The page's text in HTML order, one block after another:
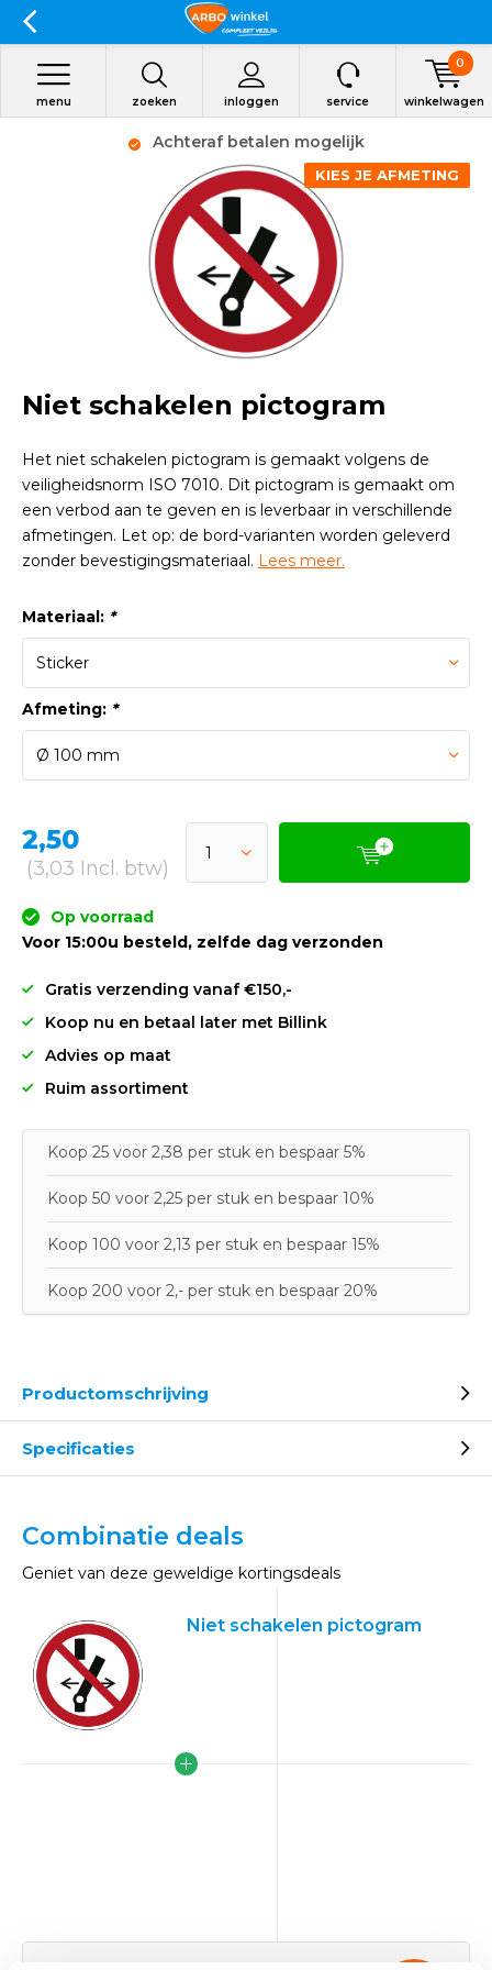
zoeken inloggen
menu service winkelwagen
0
Achteraf betalen mogelijk
KIES JE AFMETING
Niet schakelen pictogram
Het niet schakelen pictogram is gemaakt volgens de
veiligheidsnorm ISO 7010. Dit pictogram is gemaakt om
een verbod aan te geven en is leverbaar in verschillende
afmetingen. Let op: de bord-varianten worden geleverd
zonder bevestigingsmateriaal. Lees meer.
Materiaal: *
Afmeting: *
2,50
(3,03 Incl. btw)
Op voorraad
Voor 15:00u besteld, zelfde dag verzonden
Gratis verzending vanaf €150,-
Koop nu en betaal later met Billink
Advies op maat
Ruim assortiment
Koop 25 voor 2,38 per stuk en bespaar 5%
Koop 50 voor 2,25 per stuk en bespaar 10%
Koop 100 voor 2,13 per stuk en bespaar 15%
Koop 200 voor 2,- per stuk en bespaar 20%
Productomschrijving
Specificaties
Combinatie deals
Geniet van deze geweldige kortingsdeals
Niet schakelen pictogram